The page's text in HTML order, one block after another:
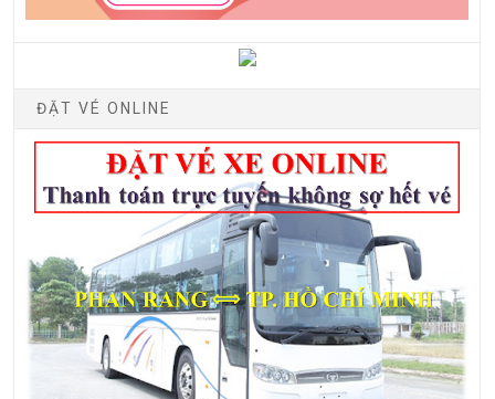
ĐẶT VÉ ONLINE